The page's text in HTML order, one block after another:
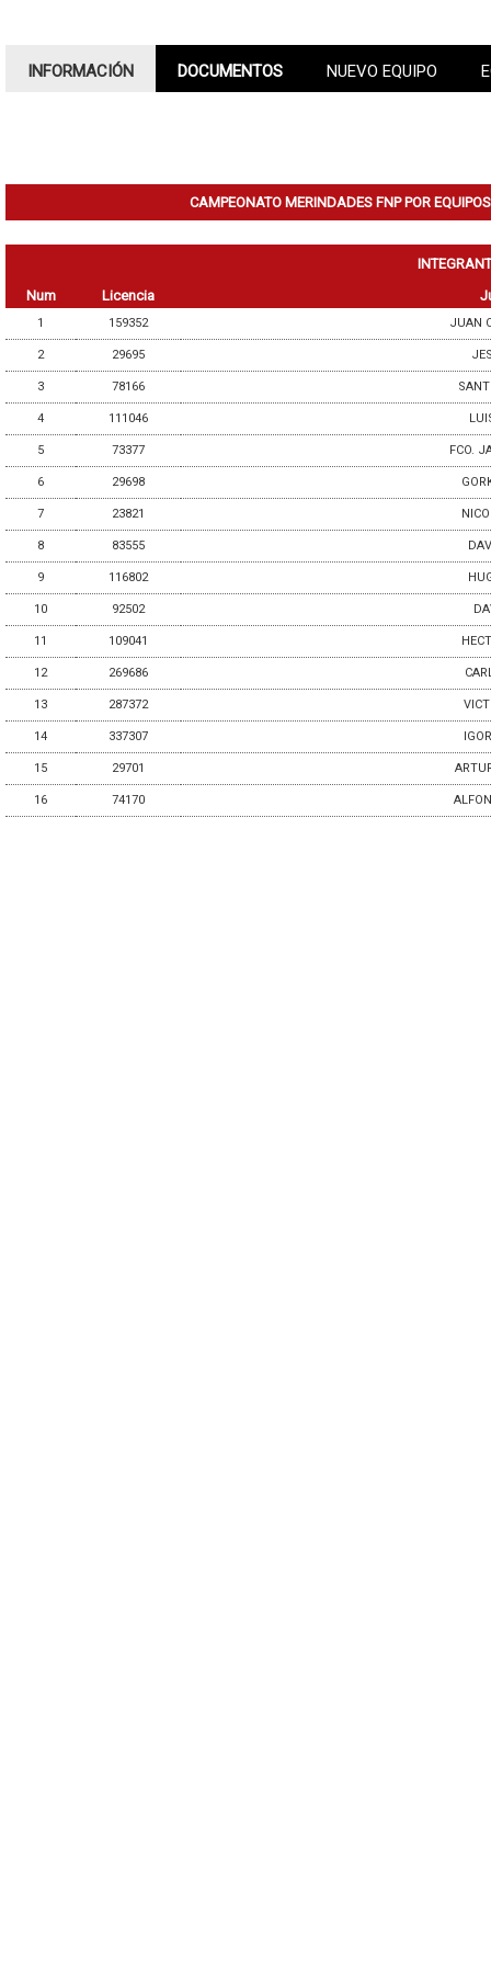
INFORMACIÓN DOCUMENTOS NUEVO EQUIPO
CAMPEONATO MERINDADES FNP POR
Num
Licencia
1 159352 JUAN
2 29695
3 78166
4 111046
5 73377 FCO.
6 29698
7 23821
8 83555
9 116802
10 92502
11 109041
12 269686
13 287372
14 337307
15 29701
16 74170